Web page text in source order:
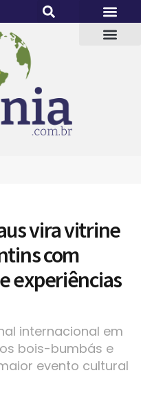
vira vitrine
com
experiências
internacional em
bois-bumbás e
evento cultural